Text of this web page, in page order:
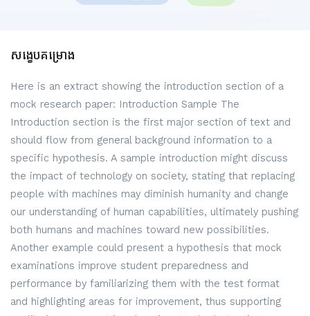
សង្ខេបគម្រោង
Here is an extract showing the introduction section of a
mock research paper: Introduction Sample The
Introduction section is the first major section of text and
should flow from general background information to a
specific hypothesis. A sample introduction might discuss
the impact of technology on society, stating that replacing
people with machines may diminish humanity and change
our understanding of human capabilities, ultimately pushing
both humans and machines toward new possibilities.
Another example could present a hypothesis that mock
examinations improve student preparedness and
performance by familiarizing them with the test format
and highlighting areas for improvement, thus supporting